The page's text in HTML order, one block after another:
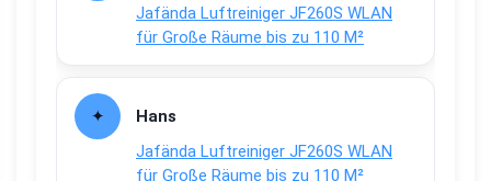
Jafända Luftreiniger JF260S WLAN
für Große Räume bis zu 110 M²
Hans
Jafända Luftreiniger JF260S WLAN
für Große Räume bis zu 110 M²